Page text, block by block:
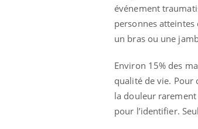
événement
personnes
un bras ou une
Environ 15% des
qualité de vie. Pour
la douleur rarement
pour l’identifier.